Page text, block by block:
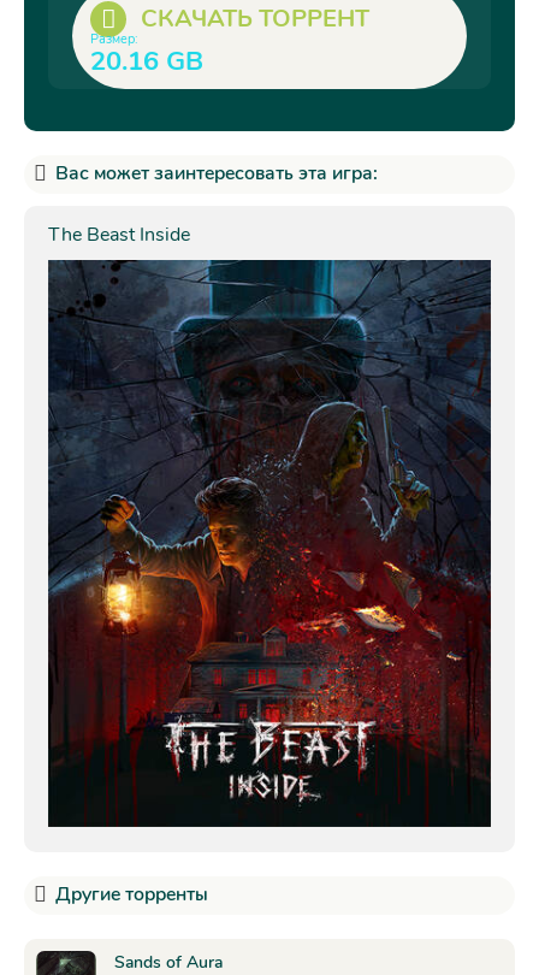
СКАЧАТЬ ТОРРЕНТ
Размер:
20.16 GB
Вас может заинтересовать эта игра:
The Beast Inside
Другие торренты
Sands of Aura